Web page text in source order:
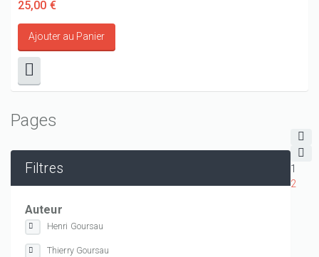
25,00 €
Pages
1
2
Filtres
Auteur
Henri Goursau
Thierry Goursau